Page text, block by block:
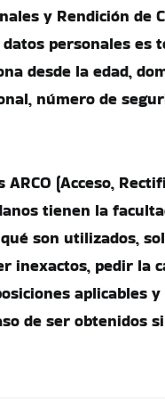
y Rendición de
datos personales es
desde la edad,
número de
(Acceso,
tienen la
son utilizados,
inexactos, pedir la
aplicables
de ser obtenidos